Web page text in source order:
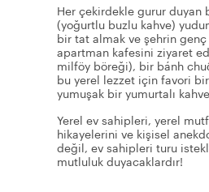
Her çekirdekle gurur duyan
(yoğurtlu buzlu kahve)
bir tat almak ve şehrin
apartman kafesini ziyaret
milföy böreği), bir bánh
bu yerel lezzet için favori
yumuşak bir yumurtalı
Yerel ev sahipleri, yerel
hikayelerini ve kişisel
değil, ev sahipleri turu
mutluluk duyacaklardır!